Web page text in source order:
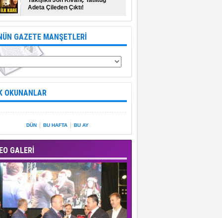
Adeta Çileden Çıktı!
GAZETE MANŞETLERİ
OKUNANLAR
DÜN BU HAFTA BU AY
GALERİ